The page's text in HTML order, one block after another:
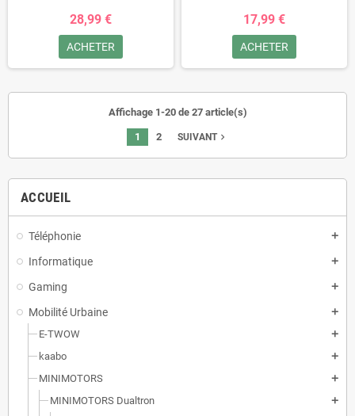
ACCUEIL
Téléphonie add
Informatique add
Gaming add
Mobilité Urbaine add
E-TWOW add
kaabo add
MINIMOTORS add
MINIMOTORS Dualtron add
28,99 €
ACHETER
17,99 €
ACHETER
Affichage 1-20 de 27 article(s)
1 2 SUIVANTnavigate_next